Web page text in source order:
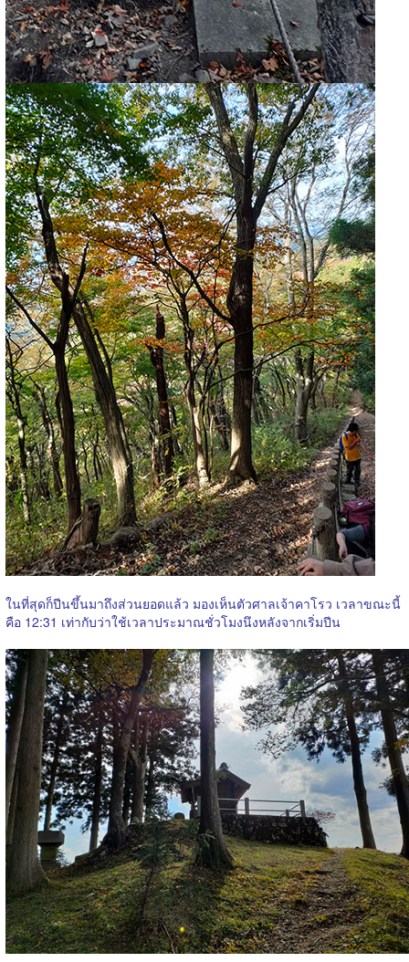
ในที่สุดก็ปีนขึ้นมาถึงส่วนยอดแล้ว มองเห็นตัวศาลเจ้าคาโรว เวลาขณะนี้
คือ 12:31 เท่ากับว่าใช้เวลาประมาณชั่วโมงนึงหลังจากเริ่มปีน